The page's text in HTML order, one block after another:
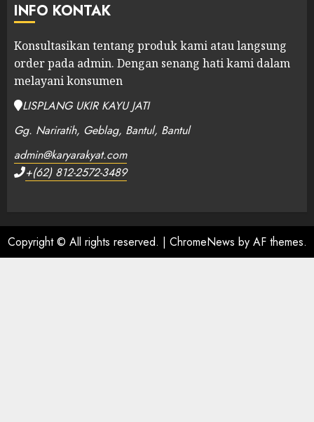
INFO KONTAK
Konsultasikan tentang produk kami atau langsung
order pada admin. Dengan senang hati kami dalam
melayani konsumen
LISPLANG UKIR KAYU JATI
Gg. Nariratih, Geblag, Bantul, Bantul
admin@karyarakyat.com
+(62) 812-2572-3489
Copyright © All rights reserved. | ChromeNews by AF themes.